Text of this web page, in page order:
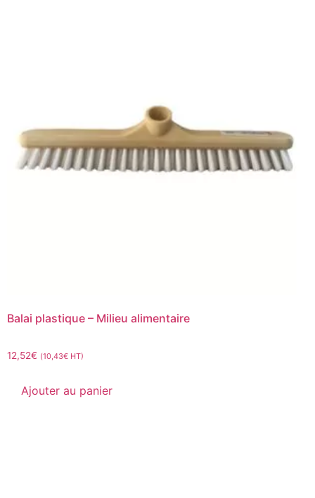
Balai plastique – Milieu alimentaire
12,52€ (10,43€ HT)
Ajouter au panier